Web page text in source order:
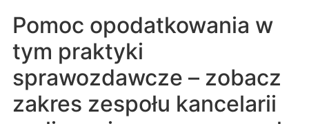
Pomoc opodatkowania w
tym praktyki
sprawozdawcze – zobacz
zakres zespołu kancelarii